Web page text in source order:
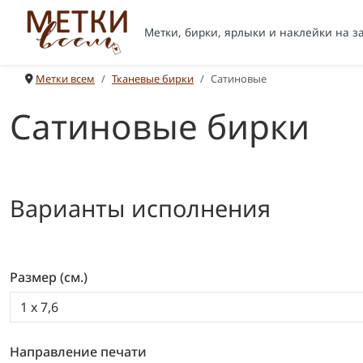
Метки, бирки, ярлыки и наклейки на
Метки всем Тканевые бирки Сатиновые
Сатиновые бирки
Варианты исполнения
Размер (см.)
Направление печати